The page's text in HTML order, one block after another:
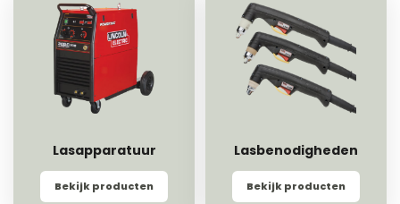
Lasapparatuur
Bekijk producten
Lasbenodigheden
Bekijk producten